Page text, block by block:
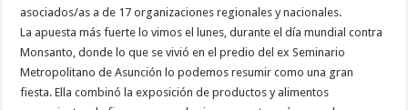
asociados/as a de 17 organizaciones regionales y nacionales.
La apuesta más fuerte lo vimos el lunes, durante el día mundial contra
Monsanto, donde lo que se vivió en el predio del ex Seminario
Metropolitano de Asunción lo podemos resumir como una gran
fiesta. Ella combinó la exposición de productos y alimentos